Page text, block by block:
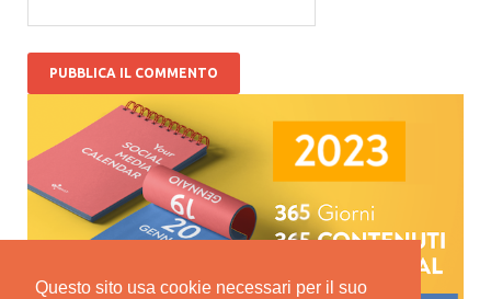
Questo sito usa cookie necessari per il suo